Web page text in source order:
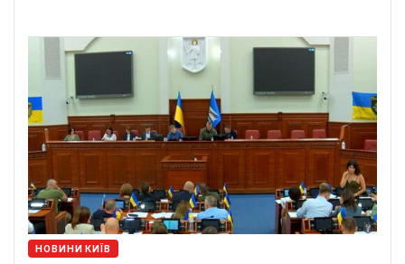
НОВИНИ КИЇВ